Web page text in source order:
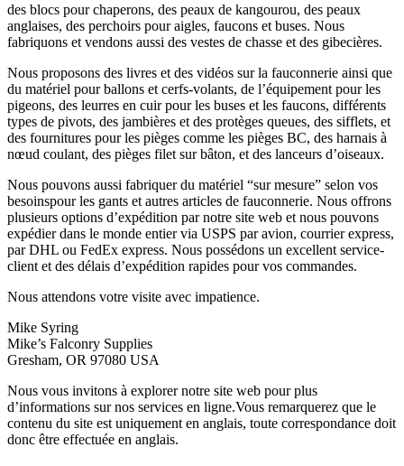
des blocs pour chaperons, des peaux de kangourou, des peaux
anglaises, des perchoirs pour aigles, faucons et buses. Nous
fabriquons et vendons aussi des vestes de chasse et des gibecières.
Nous proposons des livres et des vidéos sur la fauconnerie ainsi que
du matériel pour ballons et cerfs-volants, de l’équipement pour les
pigeons, des leurres en cuir pour les buses et les faucons, différents
types de pivots, des jambières et des protèges queues, des sifflets, et
des fournitures pour les pièges comme les pièges BC, des harnais à
nœud coulant, des pièges filet sur bâton, et des lanceurs d’oiseaux.
Nous pouvons aussi fabriquer du matériel “sur mesure” selon vos
besoinspour les gants et autres articles de fauconnerie. Nous offrons
plusieurs options d’expédition par notre site web et nous pouvons
expédier dans le monde entier via USPS par avion, courrier express,
par DHL ou FedEx express. Nous possédons un excellent service-
client et des délais d’expédition rapides pour vos commandes.
Nous attendons votre visite avec impatience.
Mike Syring
Mike’s Falconry Supplies
Gresham, OR 97080 USA
Nous vous invitons à explorer notre site web pour plus
d’informations sur nos services en ligne.Vous remarquerez que le
contenu du site est uniquement en anglais, toute correspondance doit
donc être effectuée en anglais.